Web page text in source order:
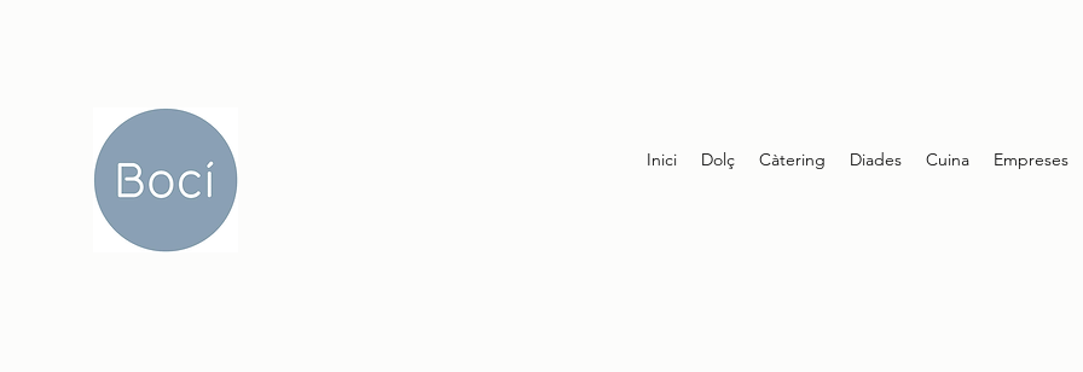
Inici Dolç Càtering Diades Cuina Empreses